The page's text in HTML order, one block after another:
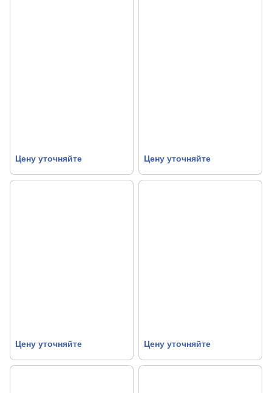
Цену уточняйте Цену уточняйте
Цену уточняйте Цену уточняйте